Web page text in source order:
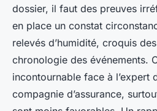
dossier, il faut des preuves
en place un constat
relevés d’humidité, croquis
chronologie des événements.
incontournable face à l’expert
compagnie d’assurance,